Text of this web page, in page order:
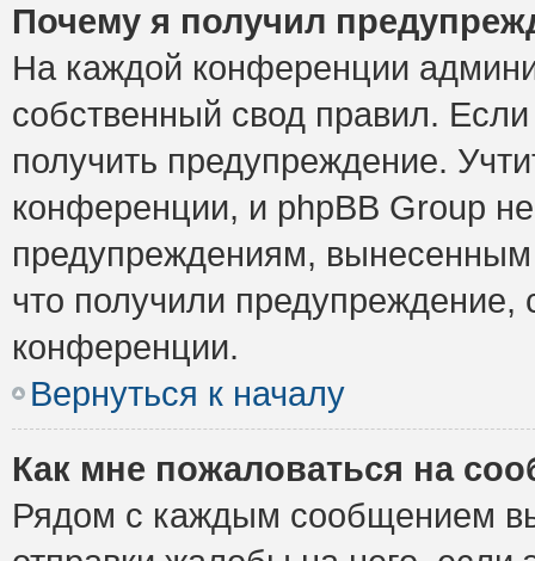
Почему я получил
На каждой конференции
собственный свод правил.
получить предупреждение.
конференции, и phpBB Group
предупреждениям,
что получили предупреждение,
конференции.
Вернуться к началу
Как мне пожаловаться на
Рядом с каждым сообщением